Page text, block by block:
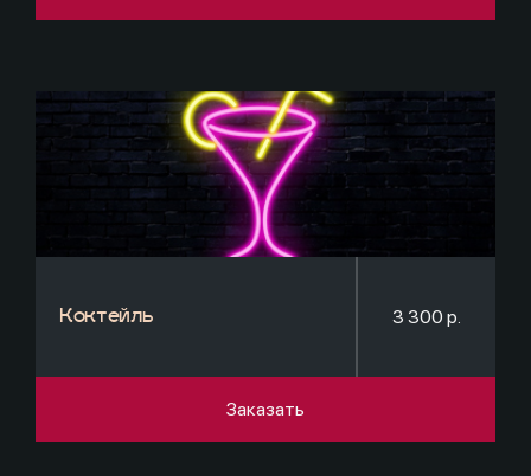
Коктейль 3 300 р.
Заказать